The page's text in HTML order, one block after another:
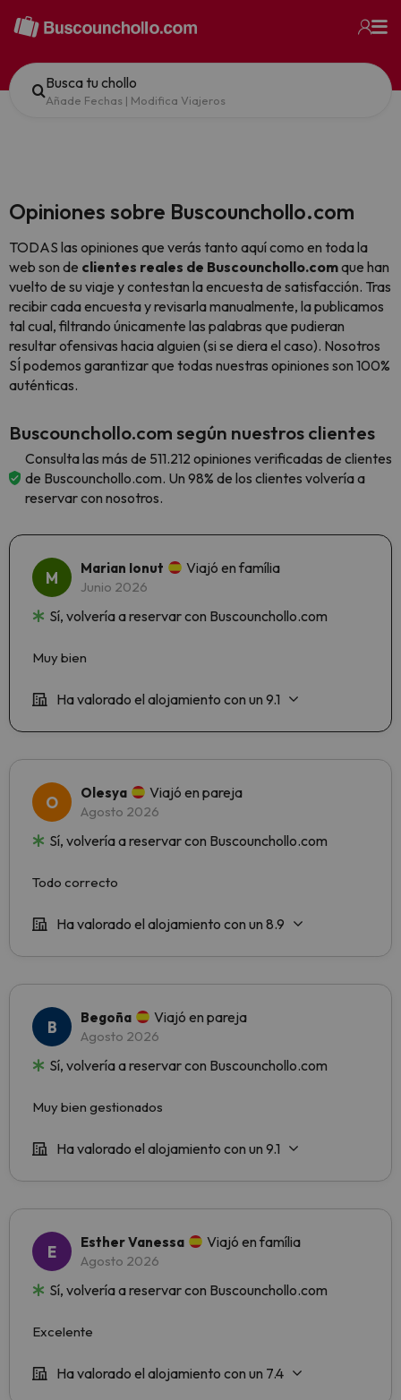
Busca tu chollo
Añade Fechas | Modifica Viajeros
Opiniones sobre Buscounchollo.com
TODAS las opiniones que verás tanto aquí como en toda la
web son de clientes reales de Buscounchollo.comque han
vuelto de su viaje y contestan la encuesta de satisfacción. Tras
recibir cada encuesta y revisarla manualmente, la publicamos
tal cual, filtrando únicamente las palabras que pudieran
resultar ofensivas hacia alguien (si se diera el caso). Nosotros
SÍ podemos garantizar que todas nuestras opiniones son 100%
auténticas.
Buscounchollo.com según nuestros clientes
Consulta las más de 511.212 opiniones verificadas de clientes
de Buscounchollo.com. Un 98% de los clientes volvería a
reservar con nosotros.